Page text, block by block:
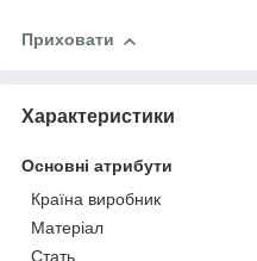
Приховати
Характеристики
Основні атрибути
Країна виробник
Матеріал
Стать